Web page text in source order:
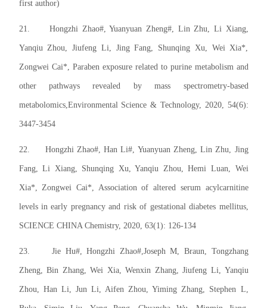
first author)
21. Hongzhi Zhao#, Yuanyuan Zheng#, Lin Zhu, Li Xiang,
Yanqiu Zhou, Jiufeng Li, Jing Fang, Shunqing Xu, Wei Xia*,
Zongwei Cai*, Paraben exposure related to purine metabolism and
other pathways revealed by mass spectrometry-based
metabolomics,Environmental Science & Technology, 2020, 54(6):
3447-3454
22. Hongzhi Zhao#, Han Li#, Yuanyuan Zheng, Lin Zhu, Jing
Fang, Li Xiang, Shunqing Xu, Yanqiu Zhou, Hemi Luan, Wei
Xia*, Zongwei Cai*, Association of altered serum acylcarnitine
levels in early pregnancy and risk of gestational diabetes mellitus,
SCIENCE CHINA Chemistry, 2020, 63(1): 126-134
23.Jie Hu#, Hongzhi Zhao#,Joseph M, Braun, Tongzhang
Zheng, Bin Zhang, Wei Xia, Wenxin Zhang, Jiufeng Li, Yanqiu
Zhou, Han Li, Jun Li, Aifen Zhou, Yiming Zhang, Stephen L,